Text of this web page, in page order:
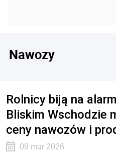
Nawozy
Rolnicy biją na
Bliskim Wschodzie
ceny nawozów i
09 mar 2026